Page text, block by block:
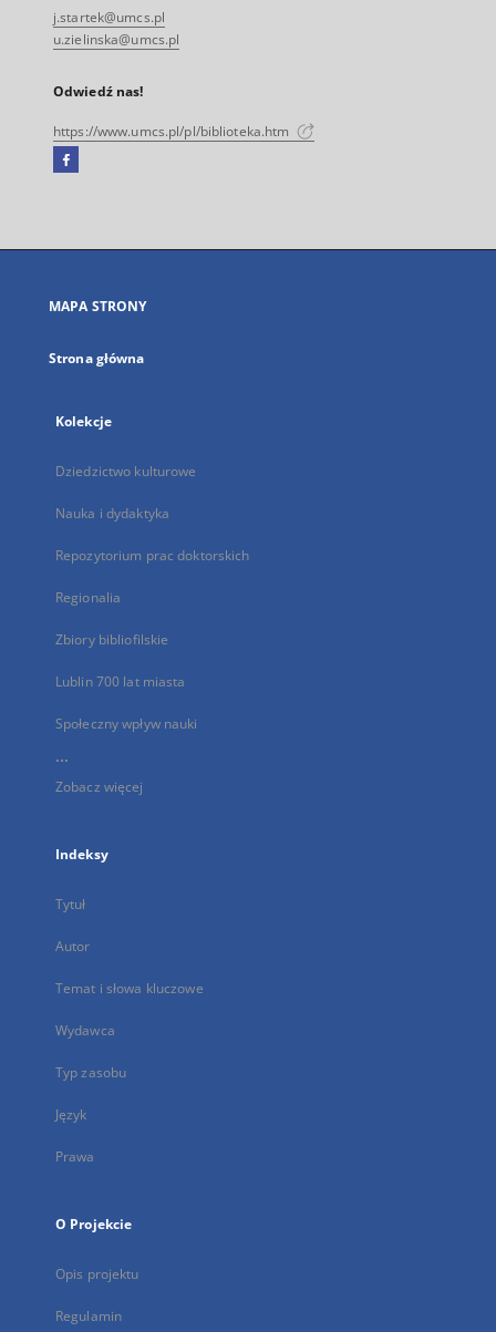
j.startek@umcs.pl
u.zielinska@umcs.pl
Odwiedź nas!
https://www.umcs.pl/pl/biblioteka.htm
Facebook
się
karcie
MAPA STRONY
Strona główna
Kolekcje
Dziedzictwo kulturowe
Nauka i dydaktyka
Repozytorium prac doktorskich
Regionalia
Zbiory bibliofilskie
Lublin 700 lat miasta
Społeczny wpływ nauki
...
Zobacz więcej
Indeksy
Tytuł
Autor
Temat i słowa kluczowe
Wydawca
Typ zasobu
Język
Prawa
O Projekcie
Opis projektu
Regulamin